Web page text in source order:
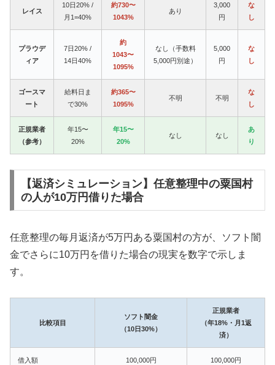
レイス
10日20% /
月1=40%
約730〜
1043%
あり
3,000
円
な
し
プラウデ
ィア
7日20% /
14日40%
約
1043〜
1095%
なし（手数料
5,000円別途）
5,000
円
な
し
ゴースマ
ート
給料日ま
で30%
約365〜
1095%
不明 不明
な
し
正規業者
（参考）
年15〜
20%
年15〜
20%
なし なし
あ
り
【返済シミュレーション】任意整理中の粟国村
の人が10万円借りた場合
任意整理の毎月返済が5万円ある粟国村の方が、ソフト闇
金でさらに10万円を借りた場合の現実を数字で示しま
す。
比較項目
ソフト闇金
（10日30%）
正規業者
（年18%・月1返
済）
借入額 100,000円 100,000円